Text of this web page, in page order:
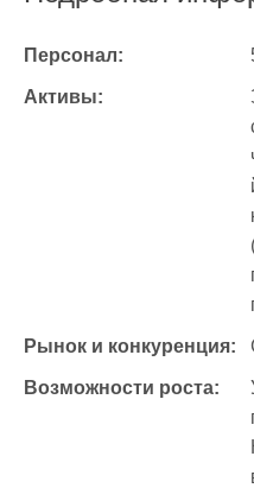
Персонал:
Активы:
Рынок и конкуренция:
Возможности роста: